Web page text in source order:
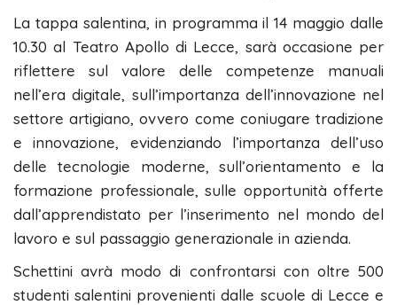
La tappa salentina, in programma il 14 maggio dalle
10.30 al Teatro Apollo di Lecce, sarà occasione per
riflettere sul valore delle competenze manuali
nell’era digitale, sull’importanza dell’innovazione nel
settore artigiano, ovvero come coniugare tradizione
e innovazione, evidenziando l’importanza dell’uso
delle tecnologie moderne, sull’orientamento e la
formazione professionale, sulle opportunità offerte
dall’apprendistato per l’inserimento nel mondo del
lavoro e sul passaggio generazionale in azienda.
Schettini avrà modo di confrontarsi con oltre 500
studenti salentini provenienti dalle scuole di Lecce e